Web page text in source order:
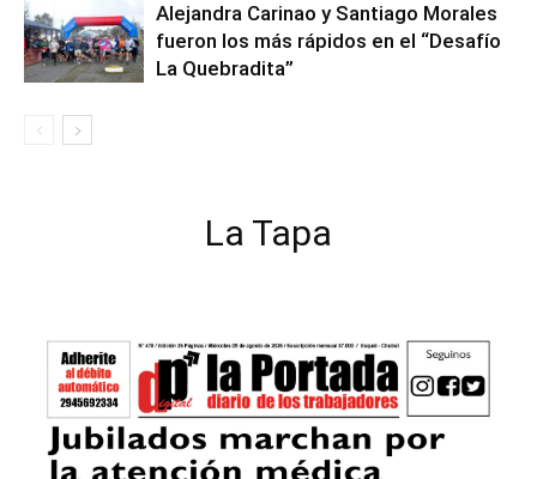
Alejandra Carinao y Santiago Morales
fueron los más rápidos en el “Desafío
La Quebradita”
La Tapa